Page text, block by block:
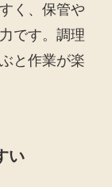
く、保管や
です。調理
と作業が楽
い